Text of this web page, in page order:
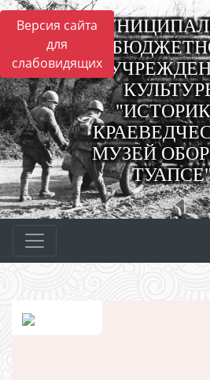
Версия сайта
для
слабовидящих
МУЗЕЙ